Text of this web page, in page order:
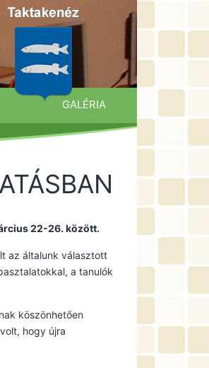
GALÉRIA
22-26. között.
az általunk választott
a tanulók
köszönhetően
hogy újra